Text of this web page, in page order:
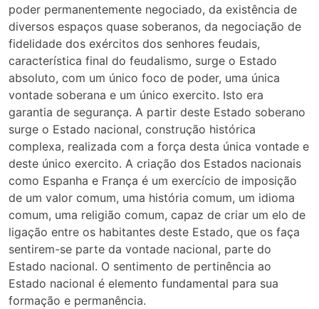
poder permanentemente negociado, da existência de
diversos espaços quase soberanos, da negociação de
fidelidade dos exércitos dos senhores feudais,
característica final do feudalismo, surge o Estado
absoluto, com um único foco de poder, uma única
vontade soberana e um único exercito. Isto era
garantia de segurança. A partir deste Estado soberano
surge o Estado nacional, construção histórica
complexa, realizada com a força desta única vontade e
deste único exercito. A criação dos Estados nacionais
como Espanha e França é um exercício de imposição
de um valor comum, uma história comum, um idioma
comum, uma religião comum, capaz de criar um elo de
ligação entre os habitantes deste Estado, que os faça
sentirem-se parte da vontade nacional, parte do
Estado nacional. O sentimento de pertinência ao
Estado nacional é elemento fundamental para sua
formação e permanência.